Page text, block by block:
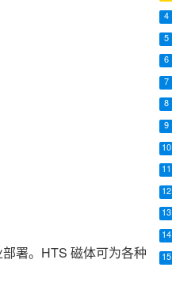
署。HTS 磁体可为各种
4
5
6
7
8
9
10
11
12
13
14
15